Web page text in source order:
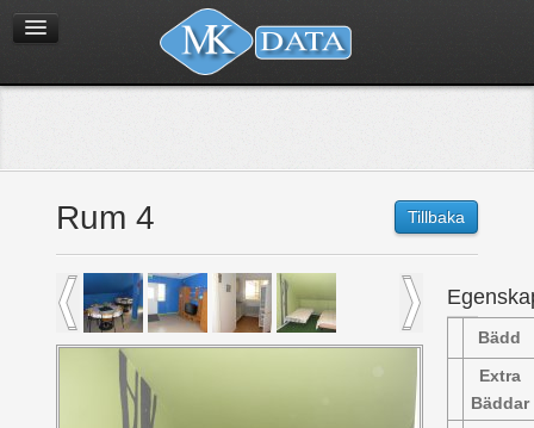
Tillbaka
Rum 4
Bädd
Extra
Bäddar